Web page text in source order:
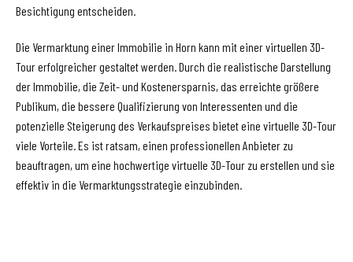
Besichtigung entscheiden.
Die Vermarktung einer Immobilie in Horn kann mit einer virtuellen 3D-
Tour erfolgreicher gestaltet werden. Durch die realistische Darstellung
der Immobilie, die Zeit- und Kostenersparnis, das erreichte größere
Publikum, die bessere Qualifizierung von Interessenten und die
potenzielle Steigerung des Verkaufspreises bietet eine virtuelle 3D-Tour
viele Vorteile. Es ist ratsam, einen professionellen Anbieter zu
beauftragen, um eine hochwertige virtuelle 3D-Tour zu erstellen und sie
effektiv in die Vermarktungsstrategie einzubinden.